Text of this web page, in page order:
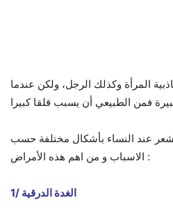
المرأة وكذلك الرجل، ولكن عندما
عند النساء بأشكال مختلفة حسب
الاسباب و من اهم هذه الأمراض :
1/ الغدة الدرقية